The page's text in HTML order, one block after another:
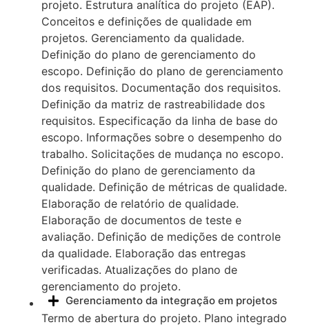
projeto. Estrutura analítica do projeto (EAP).
Conceitos e definições de qualidade em
projetos. Gerenciamento da qualidade.
Definição do plano de gerenciamento do
escopo. Definição do plano de gerenciamento
dos requisitos. Documentação dos requisitos.
Definição da matriz de rastreabilidade dos
requisitos. Especificação da linha de base do
escopo. Informações sobre o desempenho do
trabalho. Solicitações de mudança no escopo.
Definição do plano de gerenciamento da
qualidade. Definição de métricas de qualidade.
Elaboração de relatório de qualidade.
Elaboração de documentos de teste e
avaliação. Definição de medições de controle
da qualidade. Elaboração das entregas
verificadas. Atualizações do plano de
gerenciamento do projeto.
Gerenciamento da integração em projetos
Termo de abertura do projeto. Plano integrado